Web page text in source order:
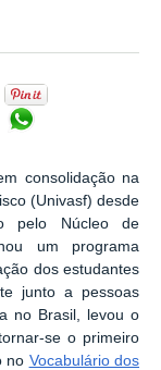
consolidação na
(Univasf) desde
pelo Núcleo de
um programa
dos estudantes
junto a pessoas
no Brasil, levou o
se o primeiro
no Vocabulário dos